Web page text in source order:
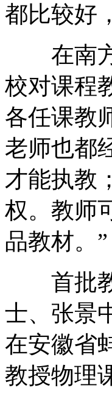
都比较好
在南方
校对课程
各任课教
老师也都
才能执教
权。教师
品教材。”
首批教
士、张景
在安徽省
教授物理